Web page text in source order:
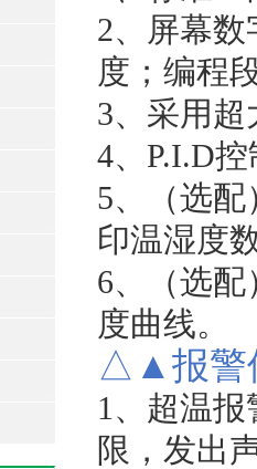
2、
屏幕
度 ； 编程
3、 采用超
4、P.I.D控
5、（选配
印温湿度
6、（选配
度曲线。
△▲ 报警
1、 超温报
限 ， 发出